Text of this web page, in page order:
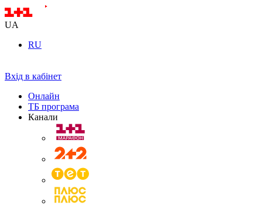
UA
RU
Вхід в кабінет
Онлайн
ТБ програма
Канали